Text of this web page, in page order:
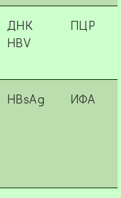
ДНК
HBV
ПЦР
HBsAg ИФА